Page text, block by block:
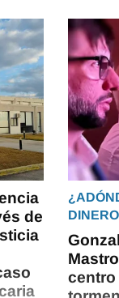
de
centro